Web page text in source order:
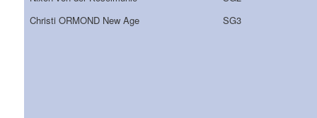
Christi ORMOND New Age
SG3